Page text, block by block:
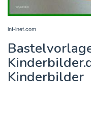
inf-inet.com
Kinderbilder